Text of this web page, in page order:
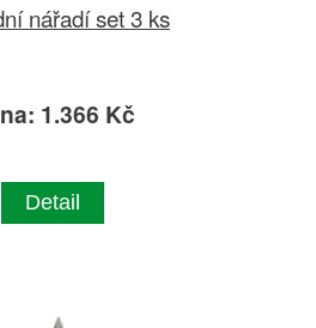
nářadí set 3 ks
1.366 Kč
Detail